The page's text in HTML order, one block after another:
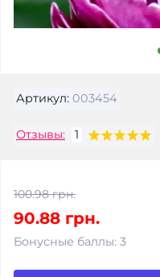
Артикул: 003454
Отзывы: 1
100.98 грн.
90.88 грн.
Бонусные баллы: 3